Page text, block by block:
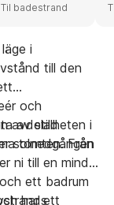
Til badestrand
i
till den
och
av stillheten i
solnedgången
avdelad
tomten. Från
ni till en mindre
ett badrum
har ett